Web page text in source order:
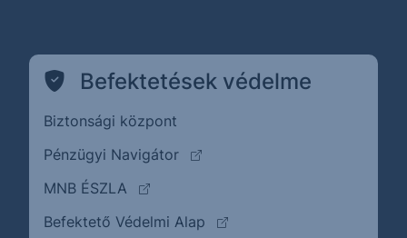
Befektetések védelme
Biztonsági központ
Pénzügyi Navigátor
(külső oldalra ugrik)
MNB ÉSZLA
(külső oldalra ugrik)
Befektető Védelmi Alap
(külső oldalra ugrik)